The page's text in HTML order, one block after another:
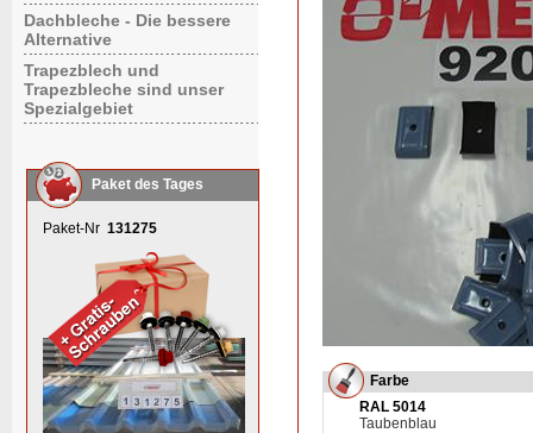
Dachbleche - Die bessere
Alternative
Trapezblech und
Trapezbleche sind unser
Spezialgebiet
Paket des Tages
Paket-Nr 131275
Farbe
RAL 5014
Taubenblau